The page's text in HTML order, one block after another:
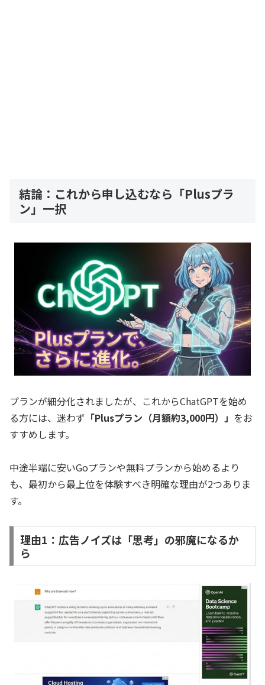
結論：これから申し込むなら「Plusプラ
ン」一択
プランが細分化されましたが、これからChatGPTを始め
る方には、迷わず 「Plusプラン（月額約3,000円）」 をお
すすめします。
中途半端に安いGoプランや無料プランから始めるより
も、最初から最上位を体験すべき明確な理由が2つありま
す。
理由1：広告ノイズは「思考」の邪魔になるか
ら